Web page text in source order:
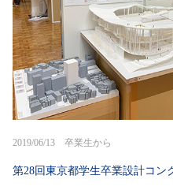
2019/06/13 卒業生から
第28回東京都学生卒業設計コン